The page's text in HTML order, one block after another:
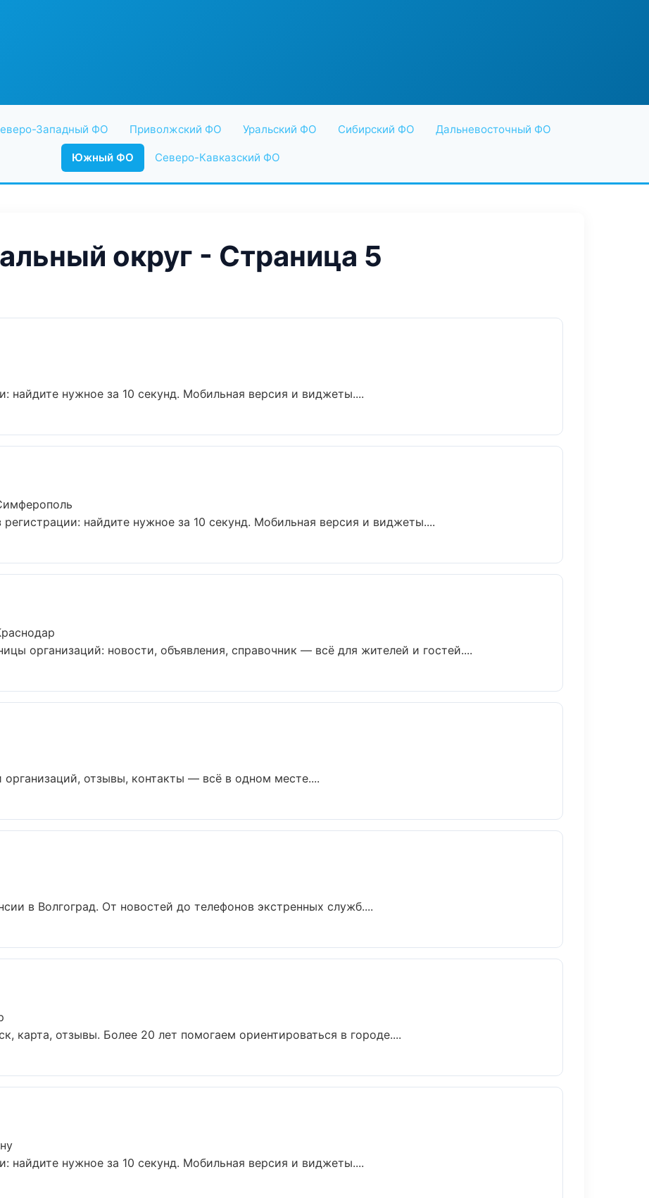
Западный ФО Приволжский ФО Уральский ФО Сибирский ФО Дальневосточный ФО
Южный ФО Северо-Кавказский ФО
округ - Страница 5
найдите нужное за 10 секунд. Мобильная версия и виджеты....
найдите нужное за 10 секунд. Мобильная версия и виджеты....
организаций: новости, объявления, справочник — всё для жителей и гостей....
организаций, отзывы, контакты — всё в одном месте....
в Волгоград. От новостей до телефонов экстренных служб....
карта, отзывы. Более 20 лет помогаем ориентироваться в городе....
найдите нужное за 10 секунд. Мобильная версия и виджеты....